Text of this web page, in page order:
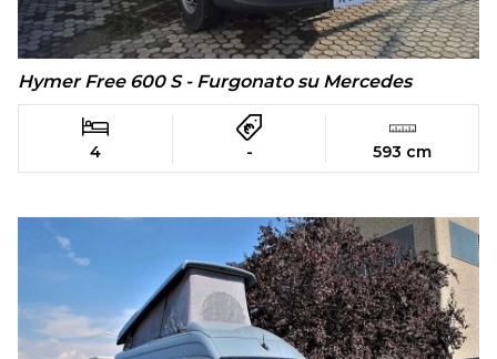
Hymer Free 600 S - Furgonato su Mercedes
4 - 593 cm